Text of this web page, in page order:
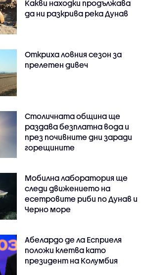
Какви находки продължава
да ни разкрива река Дунав
Откриха ловния сезон за
прелетен дивеч
Столичната община ще
раздава безплатна вода и
през почивните дни заради
горещините
Мобилна лаборатория ще
следи движението на
есетровите риби по Дунав и
Черно море
Абелардо де ла Есприеля
положи клетва като
президент на Колумбия